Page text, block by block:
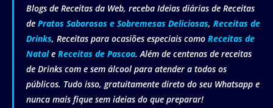
Blogs de Receitas da Web, receba Ideias diárias de Receitas
de Pratos Saborosos e Sobremesas Deliciosas, Receitas de
Drinks, Receitas para ocasiões especiais como Receitas de
Natale Receitas de Pascoa. Além de centenas de receitas
de Drinks com e sem álcool para atender a todos os
públicos. Tudo isso, gratuitamente direto do seu Whatsapp e
nunca mais fique sem ideias do que preparar!